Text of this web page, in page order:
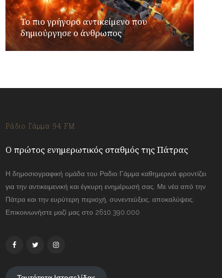
Το πιο γρήγορο αντικείμενο που
δημιούργησε ο άνθρωπος
Ράδιο Γάμμα 94 FM
Ο πρώτος ενημερωτικός σταθμός της Πάτρας
Η δημοσιογραφική ομάδα του Ραδιο Γάμμα καθημερινά φροντίζει
για την αντικειμενική και έγκυρη ενημέρωσή σας. Με νέα από την
Πάτρα και την ευρύτερη περιοχή, συνεντεύξεις, αποκαλύψεις.
Επικοινωνήστε μαζί μας στο 2610.390.000